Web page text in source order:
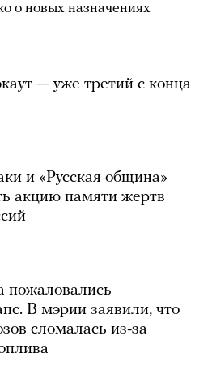
о новых назначениях
— уже третий с конца
и «Русская община»
акцию памяти жертв
пожаловались
В мэрии заявили, что
сломалась из-за